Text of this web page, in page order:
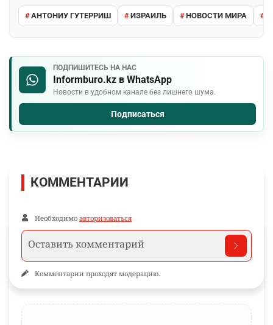
АНТОНИУ ГУТЕРРИШ ИЗРАИЛЬ НОВОСТИ МИРА
ПОДПИШИТЕСЬ НА НАС
Informburo.kz в WhatsApp
Новости в удобном канале без лишнего шума.
Подписаться
КОММЕНТАРИИ
Необходимо авторизоваться
Комментарии проходят модерацию.